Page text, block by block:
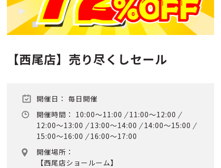
【西尾店】売り尽くしセール
開催日： 毎日開催
開催時間： 10:00～11:00 /11:00～12:00 /
12:00～13:00 /13:00～14:00 /14:00～15:00 /
15:00～16:00 /16:00～17:00
開催場所：
【西尾店ショールーム】